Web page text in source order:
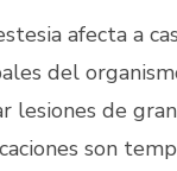
afecta a
del
lesiones de
son